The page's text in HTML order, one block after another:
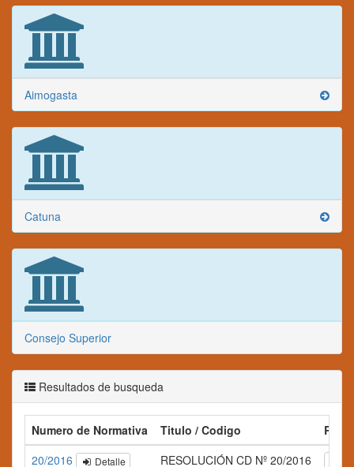
Aimogasta
Catuna
Consejo Superior
Resultados de busqueda
Numero de Normativa Titulo / Codigo
20/2016
Detalle RESOLUCIÓN CD Nº 20/2016